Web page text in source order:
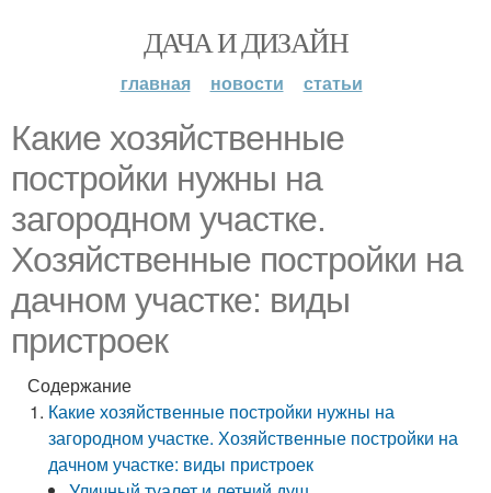
ДАЧА И ДИЗАЙН
главная новости статьи
Какие хозяйственные
постройки нужны на
загородном участке.
Хозяйственные постройки на
дачном участке: виды
пристроек
Содержание
Какие хозяйственные постройки нужны на
загородном участке. Хозяйственные постройки на
дачном участке: виды пристроек